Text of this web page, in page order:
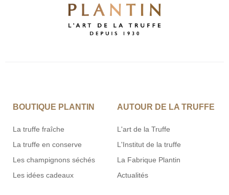
BOUTIQUE PLANTIN
La truffe fraîche
La truffe en conserve
Les champignons séchés
Les idées cadeaux
AUTOUR DE LA TRUFFE
L'art de la Truffe
L'Institut de la truffe
La Fabrique Plantin
Actualités